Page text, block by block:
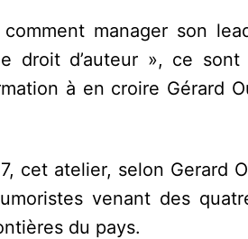
manager son
droit d’auteur », ce
à en croire Gérard
cet atelier, selon Gerard
venant des
du pays.